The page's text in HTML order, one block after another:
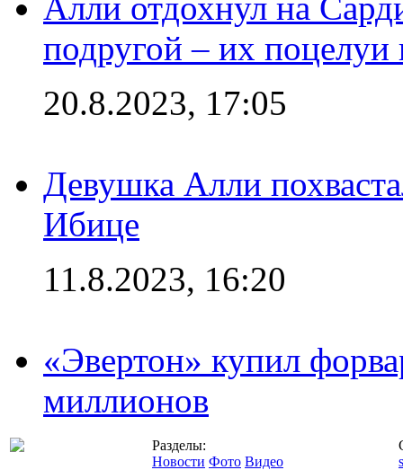
подругой – их поцелуи
20.8.2023, 17:05
Девушка Алли
Ибице
11.8.2023, 16:20
«Эвертон» купил
миллионов
Разделы:
Новости Фото Видео